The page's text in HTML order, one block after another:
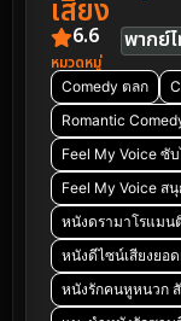
เสียง
6.6 พากย์
หมวดหมู่
Comedy ตลก
Romantic
Feel My Voice ซั
Feel My Voice ส
หนังดรามาโรแมน
หนังดีไซน์เสียงยอ
หนังรักคนหูหนวก